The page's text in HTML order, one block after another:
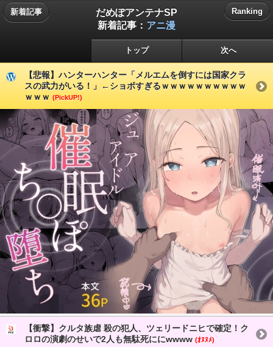
新着記事
だめぽアンテナSP
新着記事： アニ漫
Ranking
トップ 次へ
【悲報】ハンターハンター「メルエムを倒すには国家クラ
スの武力がいる！」←ショボすぎるｗｗｗｗｗｗｗｗｗｗ
ｗｗｗ (PickUP!)
【衝撃】クルタ族虐 殺の犯人、ツェリードニヒで確定！ク
ロロの演劇のせいで2人も無駄死ににwwww (ｵﾇﾇﾒ)